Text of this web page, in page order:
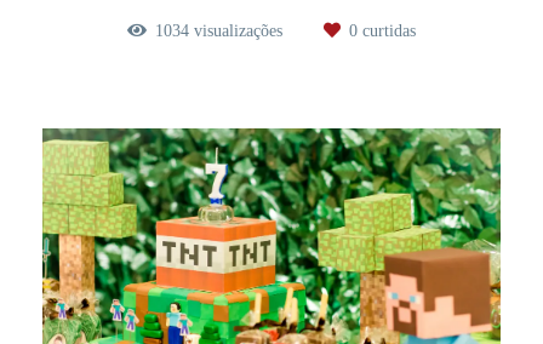
1034 visualizações 0 curtidas